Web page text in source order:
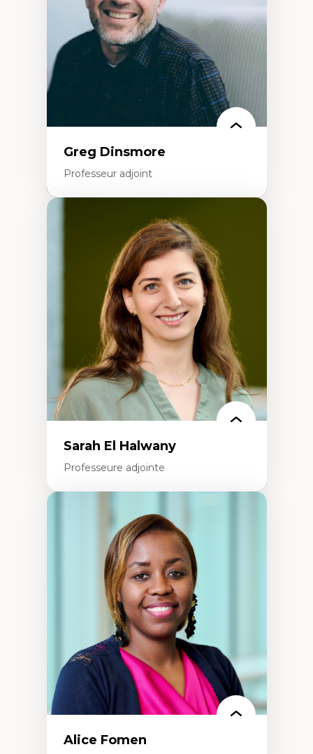
Formation à l’enseignement en contexte
francophone minoritaire
Identité linguistique et culturelle
Recherche-action et approches
participatives
Leadership éducatif et pratiques réflexives
Éducation durable et bien-être en
Greg Dinsmore
Professeur adjoint
Fragmentation des auditoires médiatiques
Analyse multi-plateforme des auditoires
médiatiques
Analyse des comportements numériques à
travers les données massives et l’IA
Recherche quantitative et qualitative sur
les auditoires médiatiques
Épistémologie des techniques de recherche
numérique et l’IA
Théorie des droits de la personne
La pensée politique d’Hannah Arendt
La pensée politique à l’ère numérique
Justice internationale et normes
internationales
Sarah El Halwany
Professeure adjointe
Les apports pédagogiques des théories de
l'affect, du posthumanisme, du féminisme
dans l'éducation aux sciences
L'apprentissage des sciences/STIM dans une
perspective socioécologique de care
L’insertion professionnelle des
enseignant.e.s
Alice Fomen